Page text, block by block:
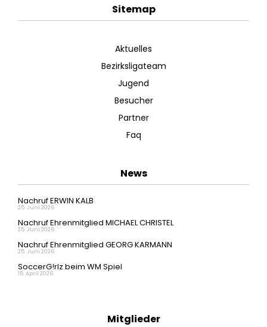
Sitemap
Aktuelles
Bezirksligateam
Jugend
Besucher
Partner
Faq
News
Nachruf ERWIN KALB
25. Juni 2026
Nachruf Ehrenmitglied MICHAEL CHRISTEL
25. Juni 2026
Nachruf Ehrenmitglied GEORG KARMANN
25. Juni 2026
SoccerG!rlz beim WM Spiel
15. April 2026
Mitglieder